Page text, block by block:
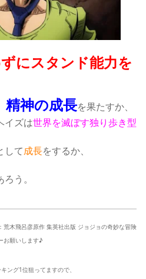
にスタンド能力を
精神の成長を果たすか、
イズは世界を滅ぼす独り歩き型
して成長をするか、
う。
荒木飛呂彦原作 集英社出版 ジョジョの奇妙な冒険
お願いします♪
ング1位狙ってますので、